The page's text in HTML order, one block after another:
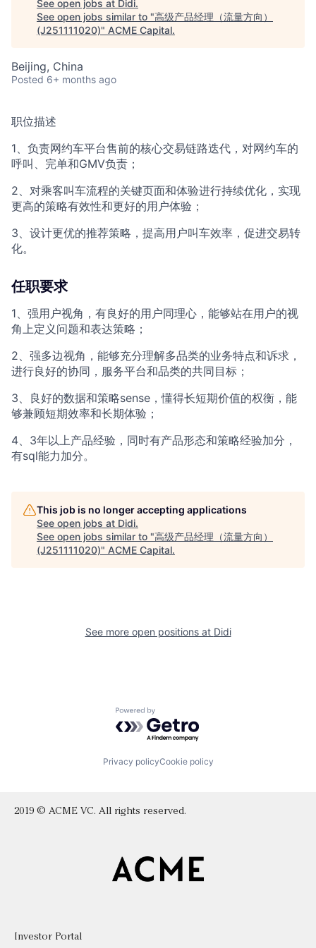
See open jobs at Didi.
See open jobs similar to "高级产品经理（流量方向）
(J251111020)" ACME Capital.
Beijing, China
Posted 6+ months ago
职位描述
1、负责网约车平台售前的核心交易链路迭代，对网约车的
呼叫、完单和GMV负责；
2、对乘客叫车流程的关键页面和体验进行持续优化，实现
更高的策略有效性和更好的用户体验；
3、设计更优的推荐策略，提高用户叫车效率，促进交易转
化。
任职要求
1、强用户视角，有良好的用户同理心，能够站在用户的视
角上定义问题和表达策略；
2、强多边视角，能够充分理解多品类的业务特点和诉求，
进行良好的协同，服务平台和品类的共同目标；
3、良好的数据和策略sense，懂得长短期价值的权衡，能
够兼顾短期效率和长期体验；
4、3年以上产品经验，同时有产品形态和策略经验加分，
有sql能力加分。
This job is no longer accepting applications
See open jobs at Didi.
See open jobs similar to "高级产品经理（流量方向）
(J251111020)" ACME Capital.
See more open positions at Didi
Powered by Getro.com
Privacy policyCookie policy
2019 © ACME VC. All rights reserved.
Investor Portal